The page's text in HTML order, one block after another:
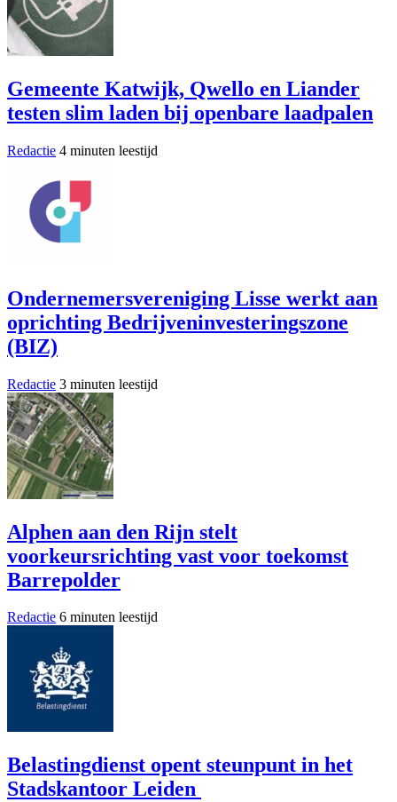
Gemeente Katwijk, Qwello en Liander
testen slim laden bij openbare laadpalen
Redactie 4 minuten leestijd
Ondernemersvereniging Lisse werkt aan
oprichting Bedrijveninvesteringszone
(BIZ)
Redactie 3 minuten leestijd
Alphen aan den Rijn stelt
voorkeursrichting vast voor toekomst
Barrepolder
Redactie 6 minuten leestijd
Belastingdienst opent steunpunt in het
Stadskantoor Leiden